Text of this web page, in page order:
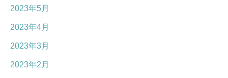
2023年5月
2023年4月
2023年3月
2023年2月